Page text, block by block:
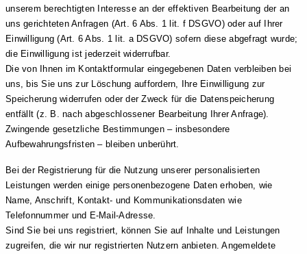
unserem berechtigten Interesse an der effektiven Bearbeitung der an
uns gerichteten Anfragen (Art. 6 Abs. 1 lit. f DSGVO) oder auf Ihrer
Einwilligung (Art. 6 Abs. 1 lit. a DSGVO) sofern diese abgefragt wurde;
die Einwilligung ist jederzeit widerrufbar.
Die von Ihnen im Kontaktformular eingegebenen Daten verbleiben bei
uns, bis Sie uns zur Löschung auffordern, Ihre Einwilligung zur
Speicherung widerrufen oder der Zweck für die Datenspeicherung
entfällt (z. B. nach abgeschlossener Bearbeitung Ihrer Anfrage).
Zwingende gesetzliche Bestimmungen – insbesondere
Aufbewahrungsfristen – bleiben unberührt.
Bei der Registrierung für die Nutzung unserer personalisierten
Leistungen werden einige personenbezogene Daten erhoben, wie
Name, Anschrift, Kontakt- und Kommunikationsdaten wie
Telefonnummer und E-Mail-Adresse.
Sind Sie bei uns registriert, können Sie auf Inhalte und Leistungen
zugreifen, die wir nur registrierten Nutzern anbieten. Angemeldete